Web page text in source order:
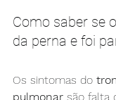
Como saber se
da perna e foi
Os sintomas do
pulmonar são falta